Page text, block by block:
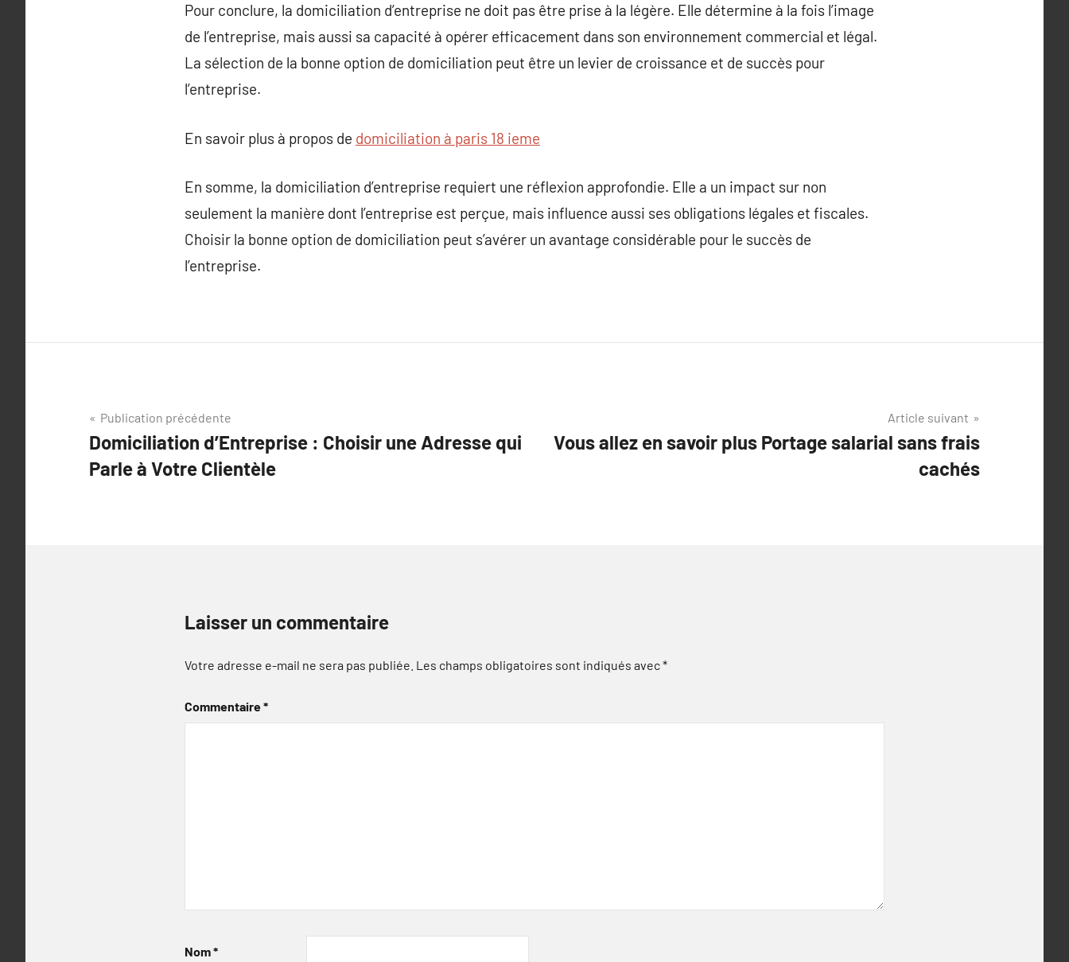
Pour conclure, la domiciliation d’entreprise ne doit pas être prise à la légère. Elle détermine à la fois l’image
de l’entreprise, mais aussi sa capacité à opérer efficacement dans son environnement commercial et légal.
La sélection de la bonne option de domiciliation peut être un levier de croissance et de succès pour
l’entreprise.
En savoir plus à propos de domiciliation à paris 18 ieme
En somme, la domiciliation d’entreprise requiert une réflexion approfondie. Elle a un impact sur non
seulement la manière dont l’entreprise est perçue, mais influence aussi ses obligations légales et fiscales.
Choisir la bonne option de domiciliation peut s’avérer un avantage considérable pour le succès de
l’entreprise.
Navigation
de
l’article
Publication précédente
Domiciliation d’Entreprise : Choisir une Adresse qui
Parle à Votre Clientèle
Article suivant
Vous allez en savoir plus Portage salarial sans frais
cachés
Laisser un commentaire
Votre adresse e-mail ne sera pas publiée. Les champs obligatoires sont indiqués avec*
Commentaire*
Nom*